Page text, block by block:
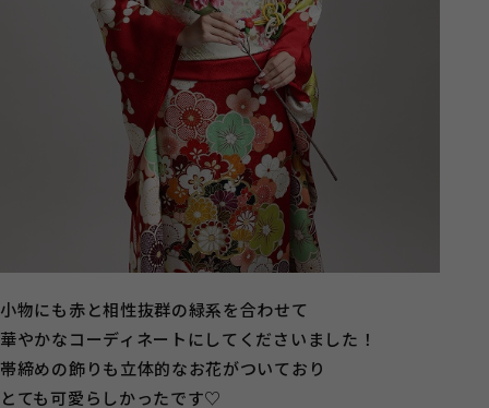
小物にも赤と相性抜群の緑系を合わせて
華やかなコーディネートにしてくださいました！
帯締めの飾りも立体的なお花がついており
とても可愛らしかったです♡